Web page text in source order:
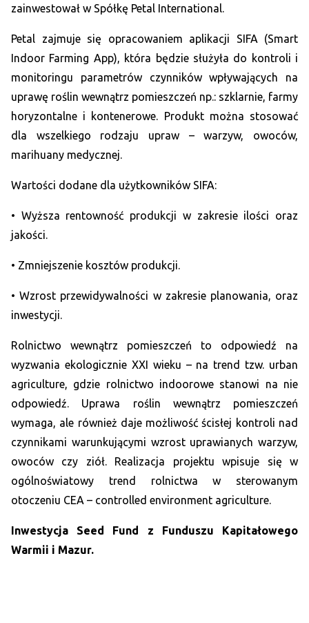
zainwestował w Spółkę Petal International.
Petal zajmuje się opracowaniem aplikacji SIFA (Smart
Indoor Farming App), która będzie służyła do kontroli i
monitoringu parametrów czynników wpływających na
uprawę roślin wewnątrz pomieszczeń np.: szklarnie, farmy
horyzontalne i kontenerowe. Produkt można stosować
dla wszelkiego rodzaju upraw – warzyw, owoców,
marihuany medycznej.
Wartości dodane dla użytkowników SIFA:
• Wyższa rentowność produkcji w zakresie ilości oraz
jakości.
• Zmniejszenie kosztów produkcji.
• Wzrost przewidywalności w zakresie planowania, oraz
inwestycji.
Rolnictwo wewnątrz pomieszczeń to odpowiedź na
wyzwania ekologicznie XXI wieku – na trend tzw. urban
agriculture, gdzie rolnictwo indoorowe stanowi na nie
odpowiedź. Uprawa roślin wewnątrz pomieszczeń
wymaga, ale również daje możliwość ścisłej kontroli nad
czynnikami warunkującymi wzrost uprawianych warzyw,
owoców czy ziół. Realizacja projektu wpisuje się w
ogólnoświatowy trend rolnictwa w sterowanym
otoczeniu CEA – controlled environment agriculture.
Inwestycja Seed Fund z Funduszu Kapitałowego
Warmii i Mazur.